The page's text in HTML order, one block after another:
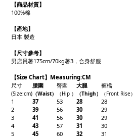
【商品材質】
100%棉
【產地】
日本 製造
【尺寸參考】
男店員著175cm/70kg著3，合身舒服
【Size Chart】Measuring:CM
尺寸
腰圍 臀圍 大腿 褲檔
(Size:cm) （Waist） （Hip ） （Thigh） （Front Rise）
1 37 53 28 28
2
39 56 30 29
3
41 56 30 29
4
43 57 31 30
5
45 60 32 31